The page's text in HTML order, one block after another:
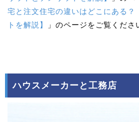
宅と注文住宅の違いはどこにある？
トを解説】
」のページをご覧くださ
ハウスメーカーと工務店